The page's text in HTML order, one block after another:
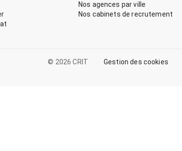
Nos agences par ville
Nos cabinets de recrutement
© 2026 CRIT Gestion des cookies